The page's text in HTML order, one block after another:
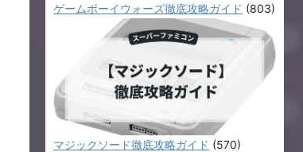
ゲームボーイウォーズ徹底攻略ガイド (803)
マジックソード徹底攻略ガイド (570)